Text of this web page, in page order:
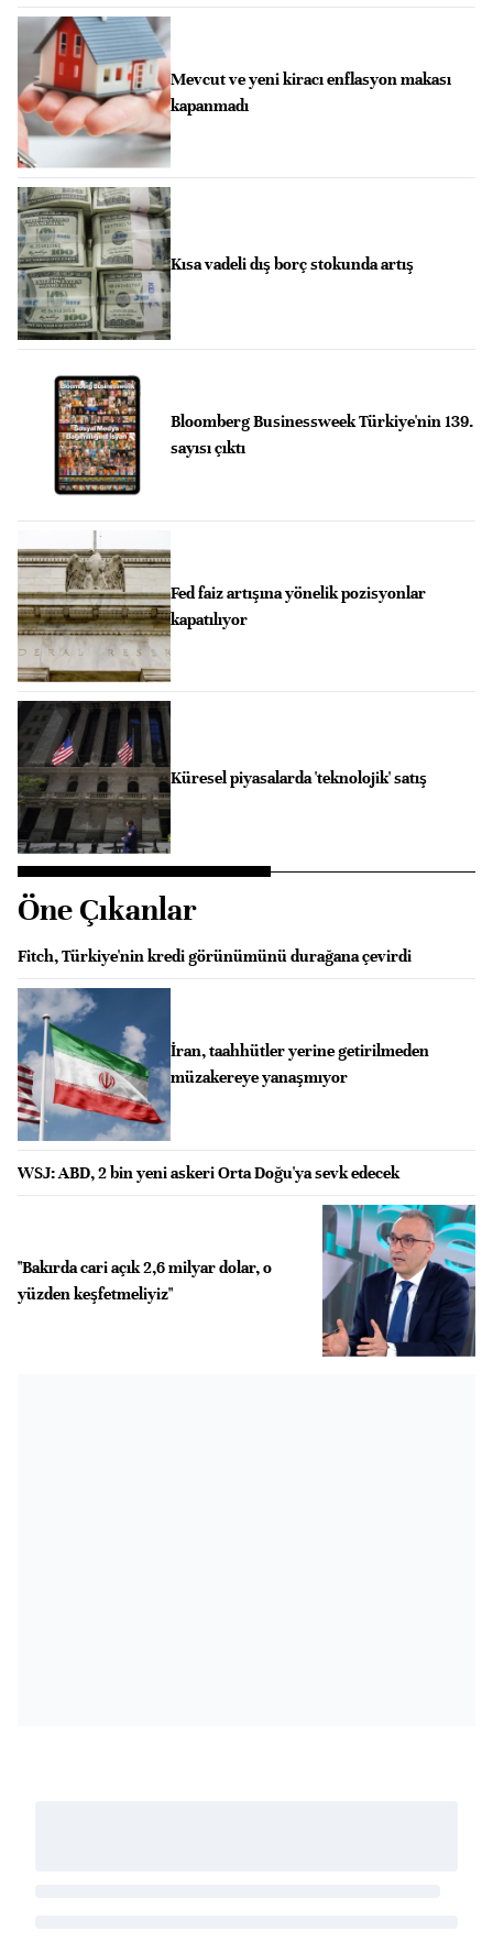
Mevcut ve yeni kiracı enflasyon makası
kapanmadı
Kısa vadeli dış borç stokunda artış
Bloomberg Businessweek Türkiye'nin 139.
sayısı çıktı
Fed faiz artışına yönelik pozisyonlar
kapatılıyor
Küresel piyasalarda 'teknolojik' satış
Öne Çıkanlar
Fitch, Türkiye'nin kredi görünümünü durağana çevirdi
İran, taahhütler yerine getirilmeden
müzakereye yanaşmıyor
WSJ: ABD, 2 bin yeni askeri Orta Doğu'ya sevk edecek
"Bakırda cari açık 2,6 milyar dolar, o
yüzden keşfetmeliyiz"